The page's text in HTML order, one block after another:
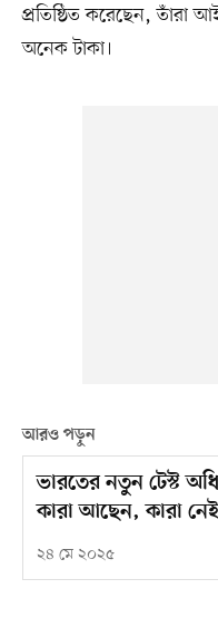
প্রতিষ্ঠিত করেছেন,
অনেক টাকা।
আরও পড়ুন
ভারতের নতুন টেস্ট
কারা আছেন, কারা নেই
২৪ মে ২০২৫